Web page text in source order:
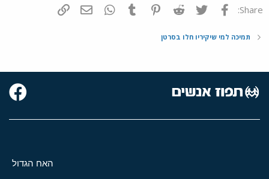
Share: פייסבוק Twitter
Reddit
Pinterest
Tumblr
WhatsAppדואר אלקטרוני
תמיכה למי שיקיריו חלו בסרטן
האח הגדול